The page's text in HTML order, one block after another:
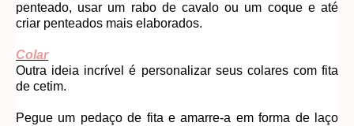
penteado, usar um rabo de cavalo ou um coque e até
criar penteados mais elaborados.
Colar
Outra ideia incrível é personalizar seus colares com fita
de cetim.
Pegue um pedaço de fita e amarre-a em forma de laço